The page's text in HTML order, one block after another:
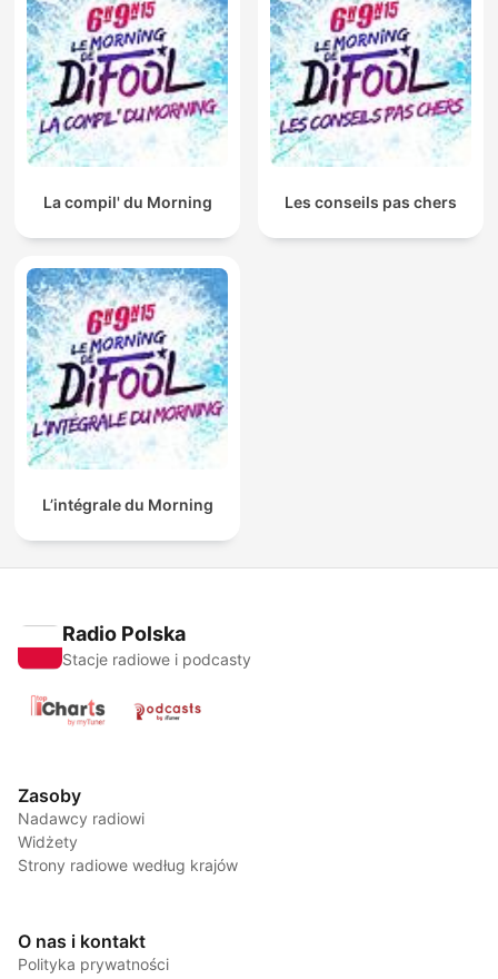
La compil' du Morning Les conseils pas chers
L’intégrale du Morning
Radio Polska
Stacje radiowe i podcasty
Zasoby
Nadawcy radiowi
Widżety
Strony radiowe według krajów
O nas i kontakt
Polityka prywatności